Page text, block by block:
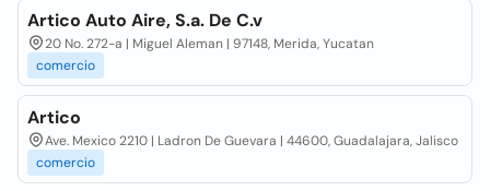
Artico Auto Aire, S.a. De C.v
20 No. 272-a | Miguel Aleman | 97148, Merida, Yucatan
comercio
Artico
Ave. Mexico 2210 | Ladron De Guevara | 44600, Guadalajara, Jalisco
comercio